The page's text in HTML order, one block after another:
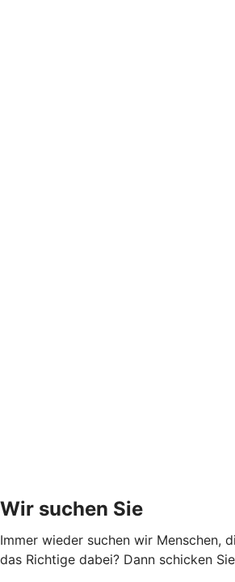
Wir suchen Sie
Immer wieder suchen wir Menschen,
das Richtige dabei? Dann schicken